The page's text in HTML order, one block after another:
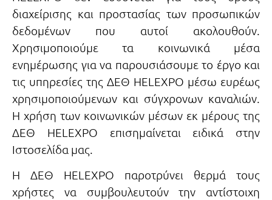
διαχείρισης και προστασίας των προσωπικών
δεδομένων που αυτοί ακολουθούν.
Χρησιμοποιούμε τα κοινωνικά μέσα
ενημέρωσης για να παρουσιάσουμε το έργο και
τις υπηρεσίες της ΔΕΘ HELEXPO μέσω ευρέως
χρησιμοποιούμενων και σύγχρονων καναλιών.
Η χρήση των κοινωνικών μέσων εκ μέρους της
ΔΕΘ HELEXPO επισημαίνεται ειδικά στην
Ιστοσελίδα μας.
Η ΔΕΘ HELEXPO παροτρύνει θερμά τους
χρήστες να συμβουλευτούν την αντίστοιχη